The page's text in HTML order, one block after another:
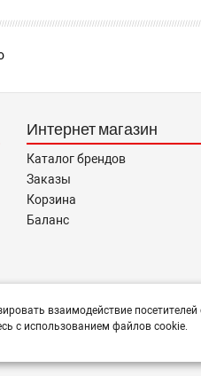
Интернет магазин
Каталог брендов
Заказы
Корзина
Баланс
подборе,
взаимодействие посетителей
с использованием файлов cookie.